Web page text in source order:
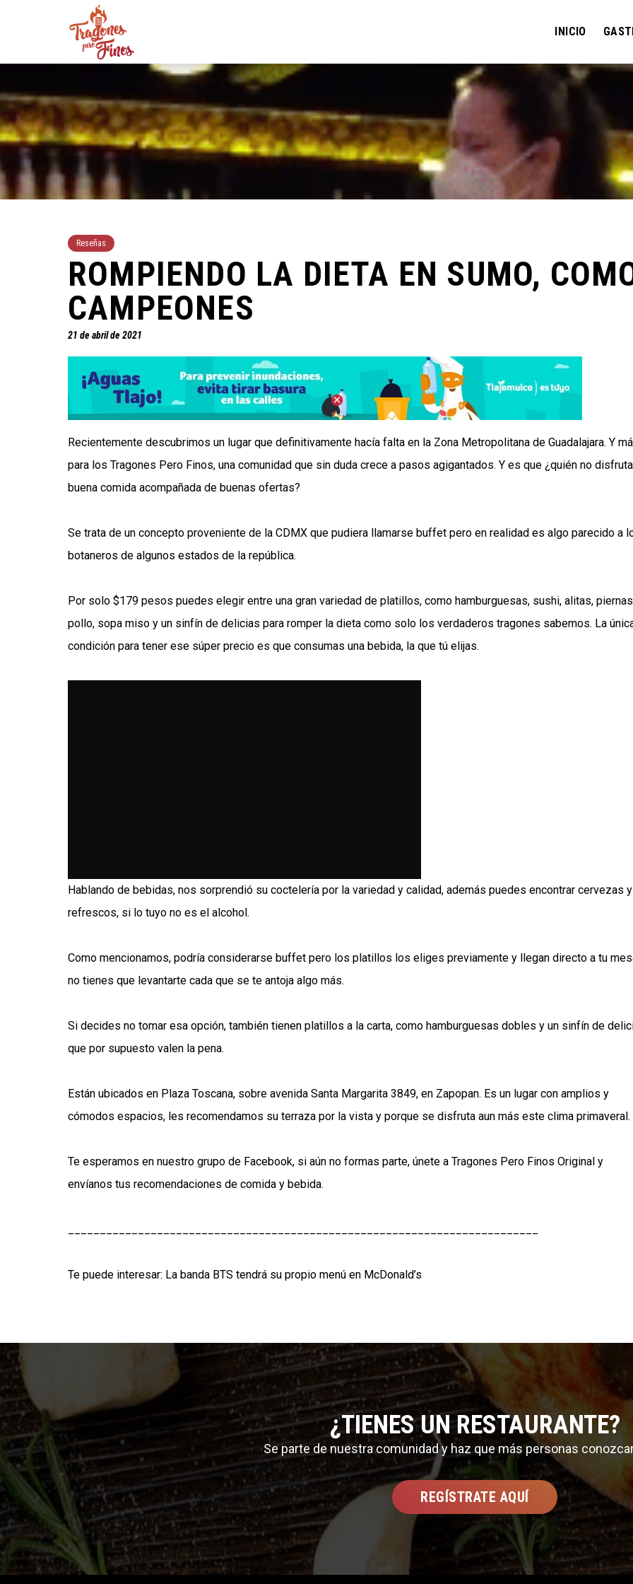
INICIO
Reseñas
ROMPIENDO LA DIETA EN SUMO,
CAMPEONES
21 de abril de 2021
Recientemente descubrimos un lugar que definitivamente hacía falta en la Zona Metropolitana de Guadalajara. Y
para los Tragones Pero Finos, una comunidad que sin duda crece a pasos agigantados. Y es que ¿quién no
buena comida acompañada de buenas ofertas?
Se trata de un concepto proveniente de la CDMX que pudiera llamarse buffet pero en realidad es algo parecido a
botaneros de algunos estados de la república.
Por solo $179 pesos puedes elegir entre una gran variedad de platillos, como hamburguesas, sushi, alitas,
pollo, sopa miso y un sinfín de delicias para romper la dieta como solo los verdaderos tragones sabemos. La
condición para tener ese súper precio es que consumas una bebida, la que tú elijas.
Hablando de bebidas, nos sorprendió su coctelería por la variedad y calidad, además puedes encontrar cervezas y
refrescos, si lo tuyo no es el alcohol.
Como mencionamos, podría considerarse buffet pero los platillos los eliges previamente y llegan directo a tu
no tienes que levantarte cada que se te antoja algo más.
Si decides no tomar esa opción, también tienen platillos a la carta, como hamburguesas dobles y un sinfín de
que por supuesto valen la pena.
Están ubicados en Plaza Toscana, sobre avenida Santa Margarita 3849, en Zapopan. Es un lugar con amplios y
cómodos espacios, les recomendamos su terraza por la vista y porque se disfruta aun más este clima primaveral.
Te esperamos en nuestro grupo de Facebook, si aún no formas parte, únete a Tragones Pero Finos Original y
envíanos tus recomendaciones de comida y bebida.
Te puede interesar: La banda BTS tendrá su propio menú en McDonald’s
¿TIENES UN RESTAURANTE?
Se parte de nuestra comunidad y haz que más personas
REGÍSTRATE AQUÍ